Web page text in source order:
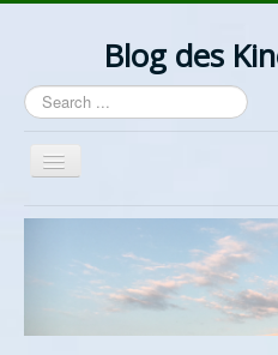
Blog des
Search
...
Toggle
Navigation
Bienvenue
Actualités
La Profession
Les Idées